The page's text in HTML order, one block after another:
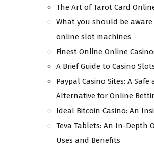
The Art of Tarot Card
What you should be
online slot machines
Finest Online Online
A Brief Guide to Casino
Paypal Casino Sites: A
Alternative for Online
Ideal Bitcoin Casino: An
Teva Tablets: An In-Depth
Uses and Benefits